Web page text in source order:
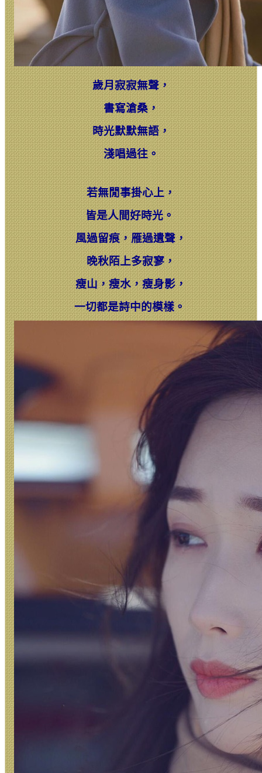
歲月寂寂無聲，
書寫滄桑，
時光默默無語，
淺唱過往。
若無閒事掛心上，
皆是人間好時光。
風過留痕，雁過遺聲，
晚秋陌上多寂寥，
瘦山，瘦水，瘦身影，
一切都是詩中的模樣。